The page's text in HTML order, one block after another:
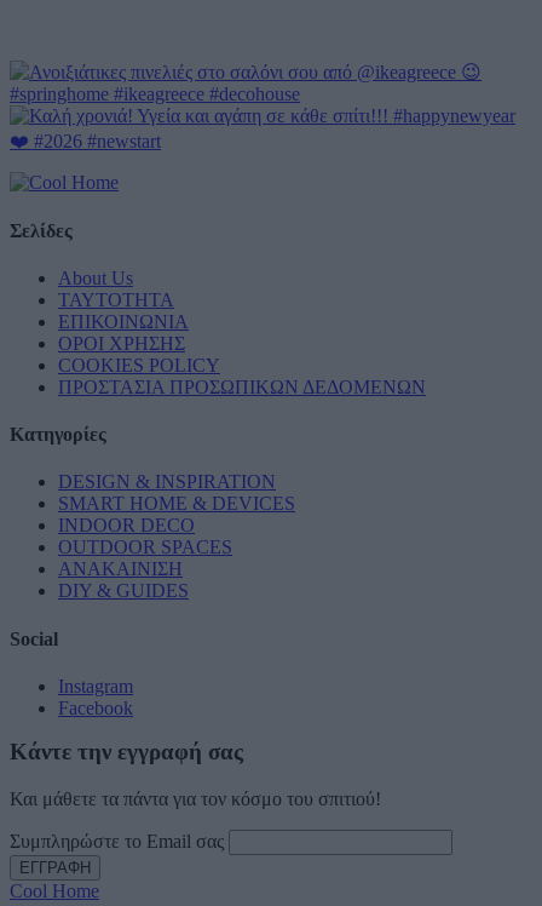
Σελίδες
About Us
ΤΑΥΤΟΤΗΤΑ
ΕΠΙΚΟΙΝΩΝΙΑ
ΟΡΟΙ ΧΡΗΣΗΣ
COOKIES POLICY
ΠΡΟΣΤΑΣΙΑ ΠΡΟΣΩΠΙΚΩΝ ΔΕΔΟΜΕΝΩΝ
Κατηγορίες
DESIGN & INSPIRATION
SMART HOME & DEVICES
INDOOR DECO
OUTDOOR SPACES
ΑΝΑΚΑΙΝΙΣΗ
DIY & GUIDES
Social
Instagram
Facebook
Κάντε την εγγραφή σας
Και μάθετε τα πάντα για τον κόσμο του σπιτιού!
Συμπληρώστε το Email σας
Cool Home